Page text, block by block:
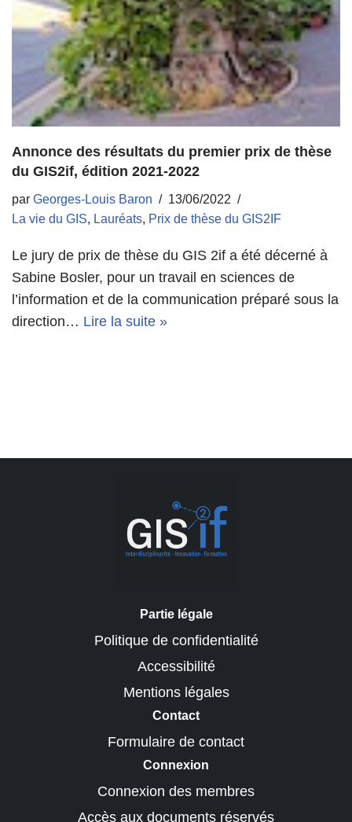
Annonce des résultats du premier prix de thèse
du GIS2if, édition 2021-2022
par Georges-Louis Baron
13/06/2022
La vie du GIS, Lauréats, Prix de thèse du GIS2IF
Le jury de prix de thèse du GIS 2if a été décerné à
Sabine Bosler, pour un travail en sciences de
l’information et de la communication préparé sous la
direction… Lire la suite »
Partie légale
Politique de confidentialité
Accessibilité
Mentions légales
Contact
Formulaire de contact
Connexion
Connexion des membres
Accès aux documents réservés